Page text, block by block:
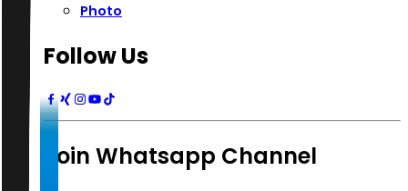
Photo
Follow Us
Join Whatsapp Channel